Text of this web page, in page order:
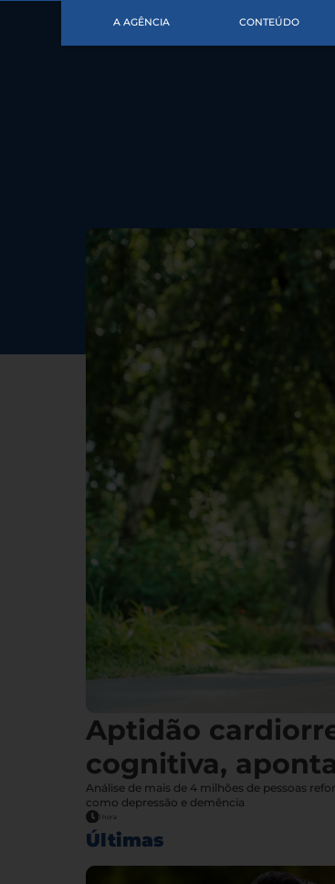
A AGÊNCIA CONTEÚDO
Aptidão
cognitiva,
Análise de mais de 4 milhões de pessoas
como depressão e demência
1 hora
Últimas